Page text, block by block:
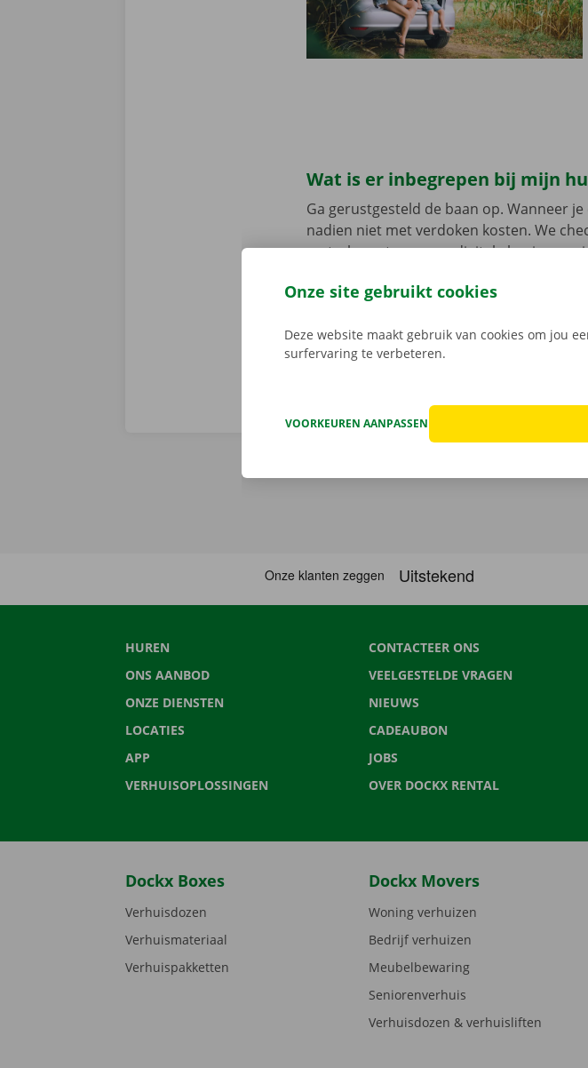
Wat is er inbegrepen bij mijn
Ga gerustgesteld de baan op. Wanneer
nadien niet met verdoken kosten. We
vertrek en sturen een digitale kopie naar
onderweg? Dan staat er 24/7 assistentie
HUREN
ONS AANBOD
ONZE DIENSTEN
LOCATIES
APP
VERHUISOPLOSSINGEN
CONTACTEER ONS
VEELGESTELDE VRAGEN
NIEUWS
CADEAUBON
JOBS
OVER DOCKX RENTAL
Dockx Boxes
Verhuisdozen
Verhuismateriaal
Verhuispakketten
Dockx Movers
Woning verhuizen
Bedrijf verhuizen
Meubelbewaring
Seniorenverhuis
Verhuisdozen & verhuisliften
Onze site gebruikt cookies
Deze website maakt gebruik van cookies om jou
surfervaring te verbeteren.
VOORKEUREN AANPASSEN